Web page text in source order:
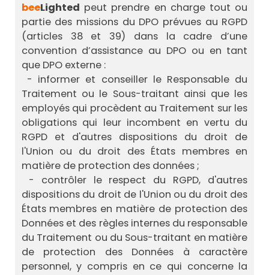
beeLighted peut prendre en charge tout ou
partie des missions du DPO prévues au RGPD
(articles 38 et 39) dans la cadre d’une
convention d’assistance au DPO ou en tant
que DPO externe :
- informer et conseiller le Responsable du
Traitement ou le Sous-traitant ainsi que les
employés qui procèdent au Traitement sur les
obligations qui leur incombent en vertu du
RGPD et d'autres dispositions du droit de
l'Union ou du droit des États membres en
matière de protection des données ;
- contrôler le respect du RGPD, d'autres
dispositions du droit de l'Union ou du droit des
États membres en matière de protection des
Données et des règles internes du responsable
du Traitement ou du Sous-traitant en matière
de protection des Données à caractère
personnel, y compris en ce qui concerne la